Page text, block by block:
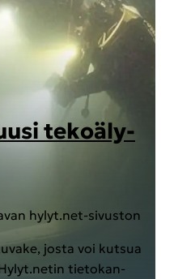
te­ko­ä­ly­
hylyt.net-​sivuston
josta voi kut­sua
tie­to­kan­